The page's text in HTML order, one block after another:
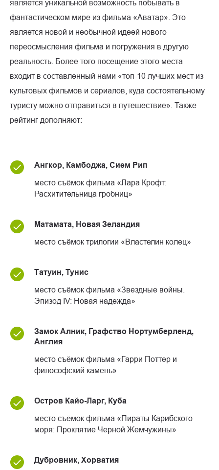
является уникальной возможность побывать в
фантастическом мире из фильма «Аватар». Это
является новой и необычной идеей нового
переосмысления фильма и погружения в другую
реальность. Более того посещение этого места
входит в составленный нами «топ-10 лучших мест из
культовых фильмов и сериалов, куда состоятельному
туристу можно отправиться в путешествие». Также
рейтинг дополняют:
Ангкор, Камбоджа, Сием Рип
место съёмок фильма «Лара Крофт:
Расхитительница гробниц»
Матамата, Новая Зеландия
место съёмок трилогии «Властелин колец»
Татуин, Тунис
место съёмок фильма «Звездные войны.
Эпизод IV: Новая надежда»
Замок Алник, Графство Нортумберленд,
Англия
место съёмок фильма «Гарри Поттер и
философский камень»
Остров Кайо-Ларг, Куба
место съёмок фильма «Пираты Карибского
моря: Проклятие Черной Жемчужины»
Дубровник, Хорватия